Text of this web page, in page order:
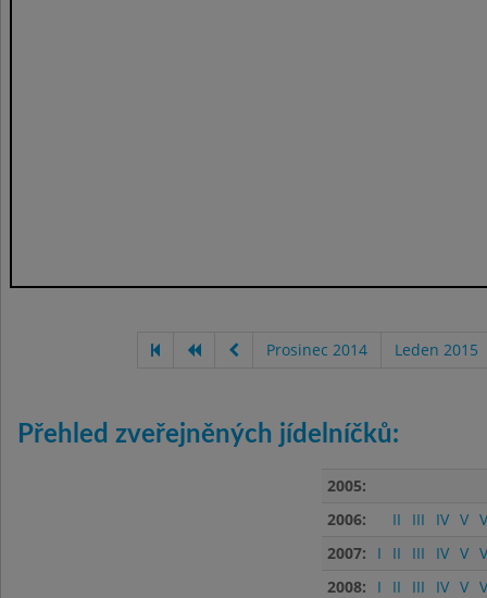
Prosinec 2014 Leden 2015
Přehled zveřejněných jídelníčků:
2005:
2006:
II III IV V
2007:
I II III IV V
2008:
I II III IV V